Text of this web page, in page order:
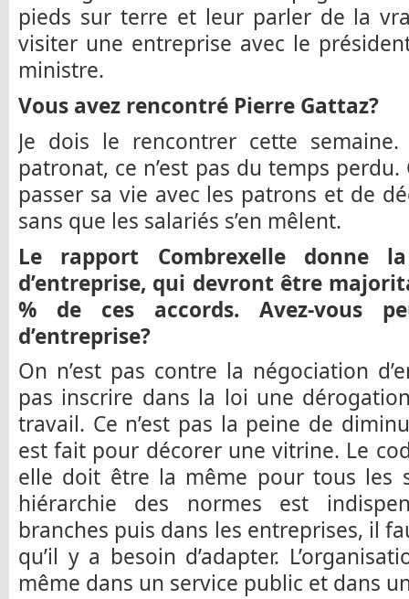
pieds sur terre et leur parler de la
visiter une entreprise avec le
ministre.
Vous avez rencontré Pierre Gattaz?
Je dois le rencontrer cette
patronat, ce n’est pas du temps perdu.
passer sa vie avec les patrons et de
sans que les salariés s’en mêlent.
Le rapport Combrexelle donne
d’entreprise, qui devront être
% de ces accords. Avez-vous
d’entreprise?
On n’est pas contre la négociation
pas inscrire dans la loi une
travail. Ce n’est pas la peine de
est fait pour décorer une vitrine. Le
elle doit être la même pour tous les
hiérarchie des normes est
branches puis dans les entreprises, il
qu’il y a besoin d’adapter.
même dans un service public et dans